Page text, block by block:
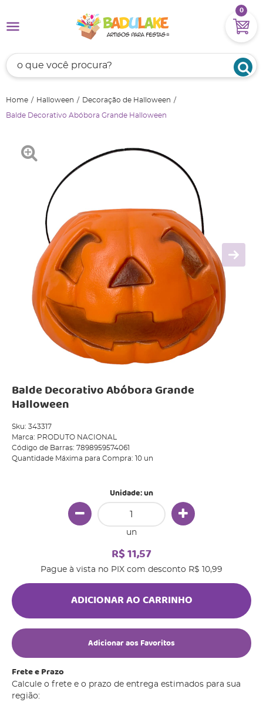
0
Home Halloween Decoração de Halloween
Balde Decorativo Abóbora Grande Halloween
Balde Decorativo Abóbora Grande
Halloween
Sku: 343317
Marca: PRODUTO NACIONAL
Código de Barras: 7898959574061
Quantidade Máxima para Compra:
10 un
Unidade: un
un
R$ 11,57
Pague à vista no PIX com desconto R$ 10,99
ADICIONAR AO CARRINHO
Adicionar aos Favoritos
Frete e Prazo
Calcule o frete e o prazo de entrega estimados para sua
região: